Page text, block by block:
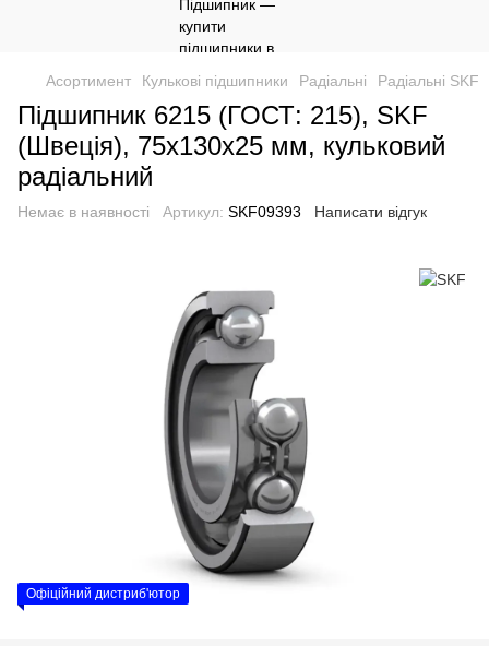
Асортимент Кулькові підшипники Радіальні Радіальні SKF
Підшипник 6215 (ГОСТ: 215), SKF
(Швеція), 75x130x25 мм, кульковий
радіальний
Немає в наявності Артикул: SKF09393 Написати відгук
Офіційний дистриб'ютор